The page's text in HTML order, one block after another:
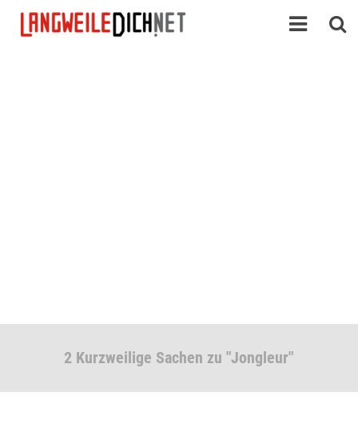
2 Kurzweilige Sachen zu "Jongleur"